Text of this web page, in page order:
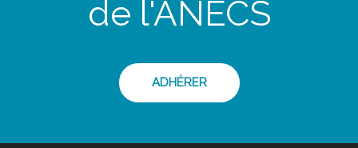
de l'ANECS
ADHÉRER